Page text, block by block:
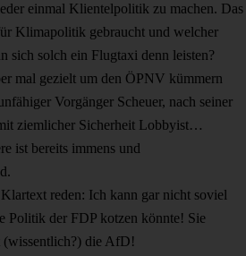
einmal Klientelpolitik zu machen. Das
Klimapolitik gebraucht und welcher
sich solch ein Flugtaxi denn leisten?
mal gezielt um den ÖPNV kümmern
Vorgänger Scheuer, nach seiner
ziemlicher Sicherheit Lobbyist…
ist bereits immens und
reden: Ich kann gar nicht soviel
Politik der FDP kotzen könnte! Sie
die AfD!